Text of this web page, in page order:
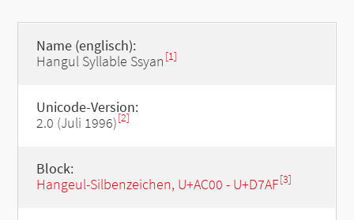
Name (englisch):
Hangul Syllable Ssyan [1]
Unicode-Version:
2.0 (Juli 1996)[2]
Block:
Hangeul-Silbenzeichen, U+AC00 - U+D7AF[3]